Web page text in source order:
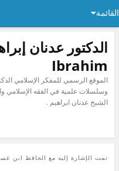
القائمة
Ibrahim
الموقع الرسمي للمفكر الإسلامي
وسلسلات علمية في الفقه الإسلامي
الشيخ عدنان ابراهيم .
تمت الإشارة إليه مع الحافظ ابن